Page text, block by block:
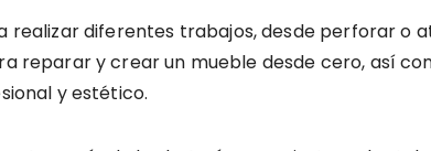
realizar diferentes trabajos, desde perforar o
reparar y crear un mueble desde cero, así
y estético.